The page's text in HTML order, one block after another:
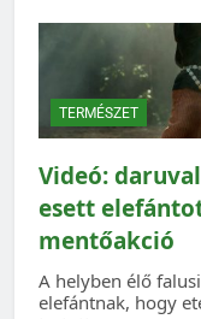
TERMÉSZET
Videó:
esett
mentőakció
A helyben élő
elefántnak, hogy